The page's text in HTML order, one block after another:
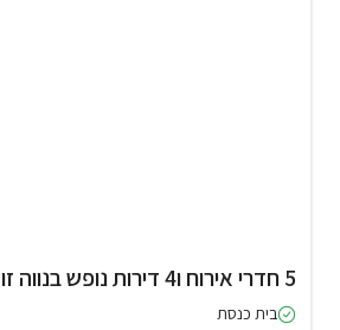
5 חדרי אירוח ו4 דירות נופש בנווה זוהר
בית כנסת